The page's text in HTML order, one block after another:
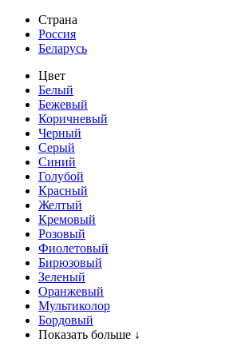
Страна
Россия
Беларусь
Цвет
Белый
Бежевый
Коричневый
Черный
Серый
Синий
Голубой
Красный
Желтый
Кремовый
Розовый
Фиолетовый
Бирюзовый
Зеленый
Оранжевый
Мультиколор
Бордовый
Показать больше ↓